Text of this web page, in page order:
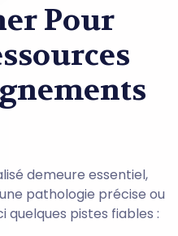
Pour
demeure essentiel,
pathologie précise ou
quelques pistes fiables :